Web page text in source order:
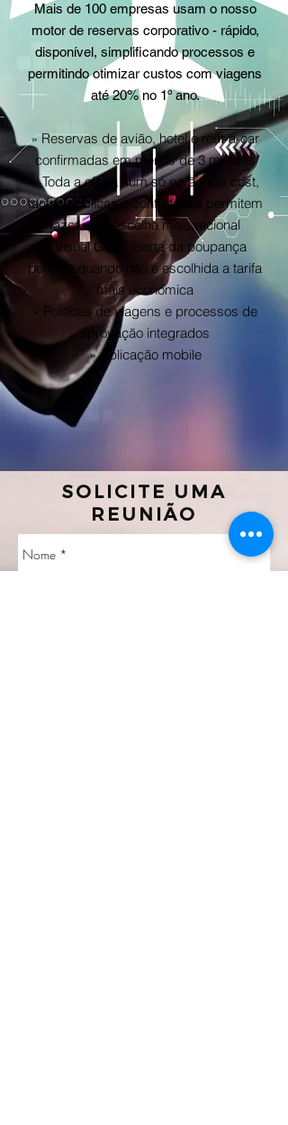
Mais de 100 empresas usam o nosso
motor de reservas corporativo - rápido,
disponível, simplificando processos e
permitindo otimizar custos com viagens
até 20% no 1º ano.
» Reservas de avião, hotel e rent-a-car
confirmadas em menos de 3 minutos
» Toda a oferta num só ecrã - low cost,
tarifas públicas e contratadas permitem
fazer uma escolha mais racional
» Visual Guilt - alerta da poupança
perdida quando não é escolhida a tarifa
mais económica
» Políticas de viagens e processos de
aprovação integrados
» Aplicação mobile
SOLICITE UMA
REUNIÃO